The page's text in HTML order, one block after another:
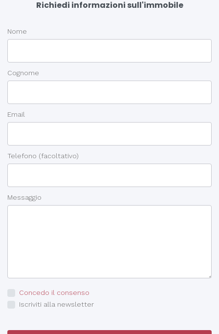
Richiedi informazioni sull'immobile
Nome
Cognome
Email
Telefono (facoltativo)
Messaggio
Concedo il consenso
Iscriviti alla newsletter